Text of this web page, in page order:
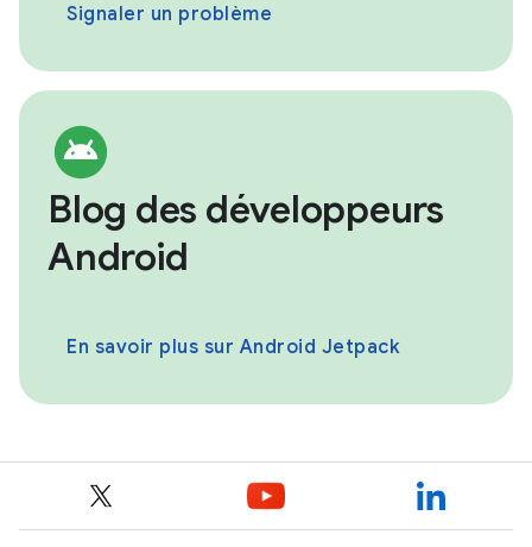
Signaler un problème
Blog des développeurs
Android
En savoir plus sur Android Jetpack